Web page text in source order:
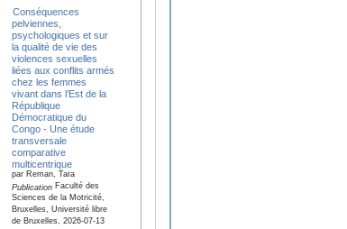
Conséquences
pelviennes,
psychologiques et sur
la qualité de vie des
violences sexuelles
liées aux conflits armés
chez les femmes
vivant dans l’Est de la
République
Démocratique du
Congo - Une étude
transversale
comparative
multicentrique
par Reman, Tara
PublicationFaculté des
Sciences de la Motricité,
Bruxelles, Université libre
de Bruxelles, 2026-07-13